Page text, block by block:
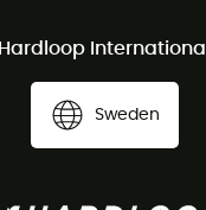
Hardloop International
Sweden